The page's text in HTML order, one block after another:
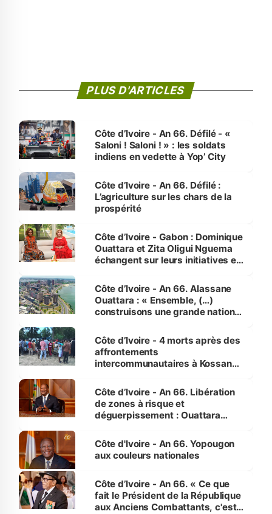
PLUS D'ARTICLES
Côte d’Ivoire - An 66. Défilé - «
Saloni ! Saloni ! » : les soldats
indiens en vedette à Yop’ City
Côte d’Ivoire - An 66. Défilé :
L’agriculture sur les chars de la
prospérité
Côte d’Ivoire - Gabon : Dominique
Ouattara et Zita Oligui Nguema
échangent sur leurs initiatives en
enfants
Côte d’Ivoire - An 66. Alassane
Ouattara : « Ensemble, (…)
construisons une grande nation
générations futures »
Côte d’Ivoire - 4 morts après des
affrontements
intercommunautaires à Kossandji
milieu des sinistrés
Côte d’Ivoire - An 66. Libération
de zones à risque et
déguerpissement : Ouattara
l'Etat de droit pour préserver les
vies humaines »
Côte d'Ivoire - An 66. Yopougon
aux couleurs nationales
Côte d’Ivoire - An 66. « Ce que
fait le Président de la République
aux Anciens Combattants, c'est